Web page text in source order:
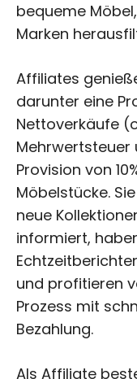
bequeme
Marken
Affiliates
darunter eine
Nettoverkäufe
Mehrwertsteuer
Provision von
Möbelstücke.
neue
informiert,
und profitieren
Prozess mit
Bezahlung.
Als Affiliate